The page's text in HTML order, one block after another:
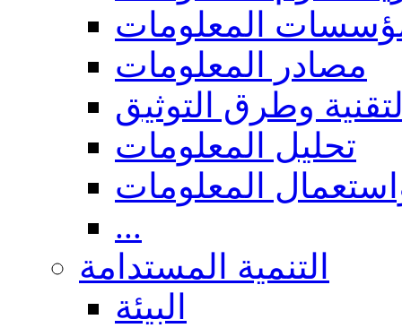
المعلومات
مصادر المعلومات
وطرق التوثيق
تحليل المعلومات
المعلومات
...
التنمية المستدامة
البيئة